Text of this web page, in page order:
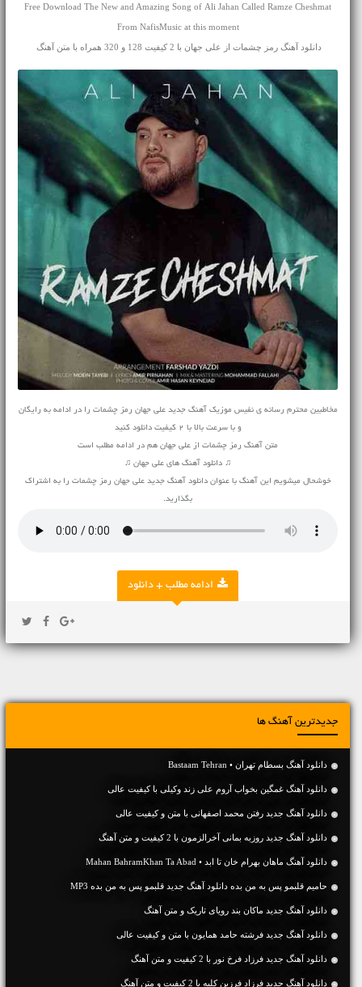
Free Download The New and Amazing Song of Ali Jahan Called Ramze Cheshmat
From NafisMusic at this moment
دانلود آهنگ رمز چشمات از علی جهان با 2 کیفیت 128 و 320 همراه با متن آهنگ
مخاطبین محترم رسانه ی نفیس موزیک آهنگ جدید علی جهان رمز چشمات را در ادامه به رایگان
و با سرعت بالا با 2 کیفیت دانلود کنید
متن آهنگ رمز چشمات از علی جهان هم در ادامه مطلب است
♫ دانلود آهنگ های علی جهان ♫
خوشحال میشویم این آهنگ با عنوان دانلود آهنگ جدید علی جهان رمز چشمات را به اشتراک
بگذارید.
ادامه مطلب + دانلود
جدیدترین آهنگ ها
دانلود آهنگ بسطام تهران • Bastaam Tehran
دانلود آهنگ غمگین بخواب آروم علی زند وکیلی با کیفیت عالی
دانلود آهنگ جديد رفتن محمد اصفهانی با متن و کیفیت عالی
دانلود آهنگ جديد روزبه بمانی آخرالزمون با 2 کیفیت و متن آهنگ
دانلود آهنگ ماهان بهرام خان تا ابد • Mahan BahramKhan Ta Abad
حامیم قلبمو پس به من بده دانلود آهنگ جدید قلبمو پس به من بده MP3
دانلود آهنگ جديد ماکان بند رویای تاریک و متن آهنگ
دانلود آهنگ جديد فرشته حامد همایون با متن و کیفیت عالی
دانلود آهنگ جديد فرزاد فرخ نور با 2 کیفیت و متن آهنگ
دانلود آهنگ جديد فرزاد فرزین کلبه با 2 کیفیت و متن آهنگ